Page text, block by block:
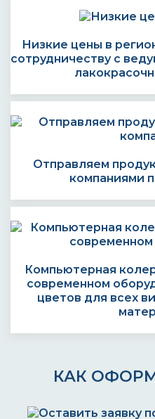
Низкие цены в
сотрудничеству с
Отправляем
компаниями
Компьютерная
современном
цветов для всех
КАК